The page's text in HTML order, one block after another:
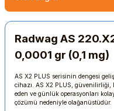
Radwag AS
0,0001 gr (0,1 mg)
AS X2 PLUS serisinin dengesi
cihazı. AS X2 PLUS,
eden ve günlük operasyonları
çözümü nedeniyle olağanüstüdür.